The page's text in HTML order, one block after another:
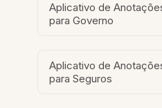
Aplicativo de
para Governo
Aplicativo de
para Seguros